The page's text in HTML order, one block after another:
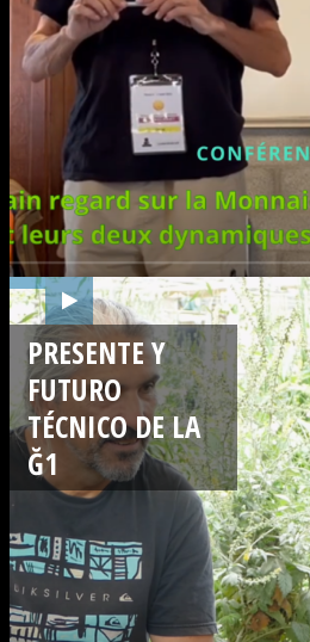
PRESENTE Y
FUTURO
TÉCNICO DE LA
Ğ1